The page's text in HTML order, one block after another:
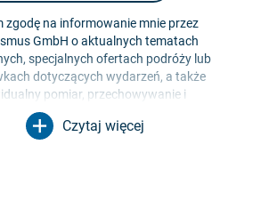
zgodę na informowanie mnie przez
GmbH o aktualnych tematach
specjalnych ofertach podróży lub
dotyczących wydarzeń, a także
pomiar, przechowywanie i
otwarcia i kliknięć w
odbiorców w celu projektowania
Czytaj więcej